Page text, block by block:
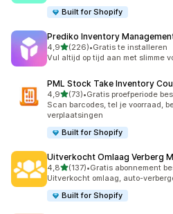
Built for Shopify
Prediko Inventory
4,9van 5 sterren
(226)
226 recensies in totaal
•Gratis te installeren
Vul altijd op tijd aan met slimme
PML Stock Take Inventory
4,9van 5 sterren
(73)
73 recensies in totaal
•Gratis proefperiode
Scan barcodes, tel je voorraad,
verplaatsingen
Built for Shopify
Uitverkocht Omlaag Verberg
4,8van 5 sterren
(137)
137 recensies in totaal
•Gratis abonnement
Uitverkocht omlaag, auto-
Built for Shopify